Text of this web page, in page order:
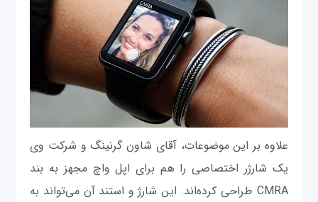
علاوه بر این موضوعات، آقای شاون گرنینگ و شرکت وی
یک شارژر اختصاصی را هم برای اپل واچ مجهز به بند
CMRA طراحی کرده‌اند. این شارژ و استند آن می‌تواند به